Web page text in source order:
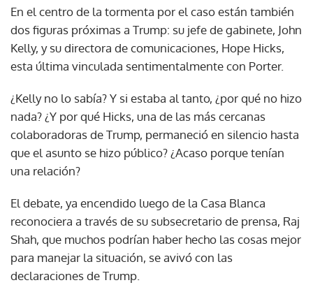
En el centro de la tormenta por el caso están también
dos figuras próximas a Trump: su jefe de gabinete, John
Kelly, y su directora de comunicaciones, Hope Hicks,
esta última vinculada sentimentalmente con Porter.
¿Kelly no lo sabía? Y si estaba al tanto, ¿por qué no hizo
nada? ¿Y por qué Hicks, una de las más cercanas
colaboradoras de Trump, permaneció en silencio hasta
que el asunto se hizo público? ¿Acaso porque tenían
una relación?
El debate, ya encendido luego de la Casa Blanca
reconociera a través de su subsecretario de prensa, Raj
Shah, que muchos podrían haber hecho las cosas mejor
para manejar la situación, se avivó con las
declaraciones de Trump.